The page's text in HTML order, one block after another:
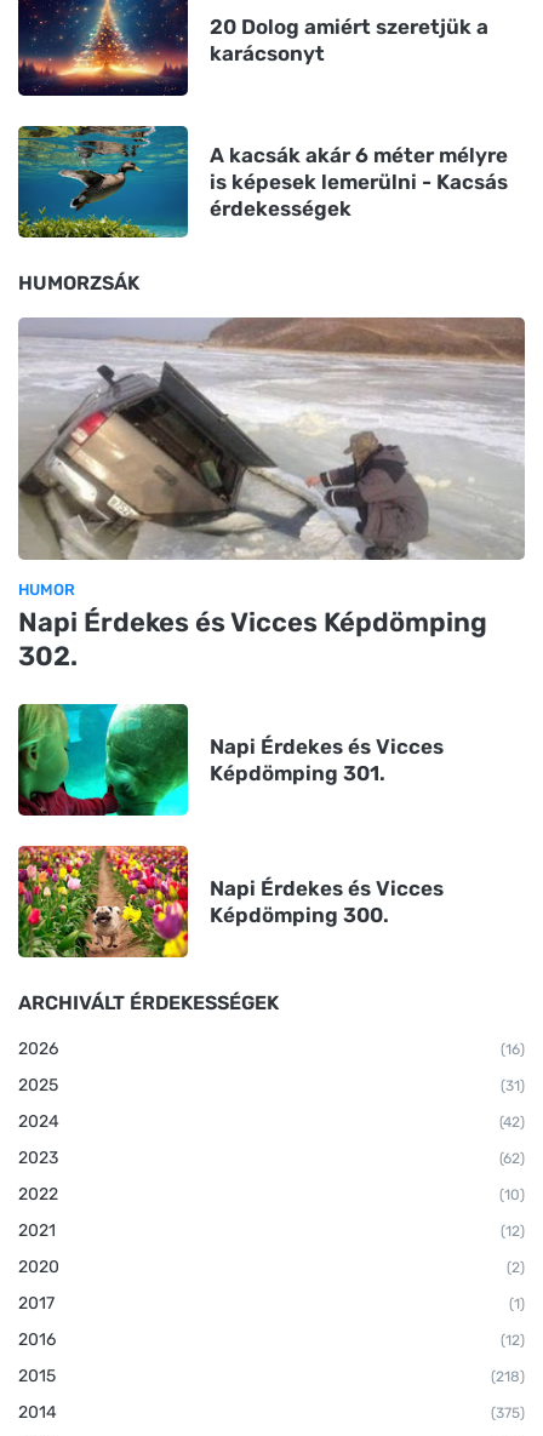
20 Dolog amiért szeretjük a
karácsonyt
A kacsák akár 6 méter mélyre
is képesek lemerülni - Kacsás
érdekességek
HUMORZSÁK
HUMOR
Napi Érdekes és Vicces Képdömping
302.
Napi Érdekes és Vicces
Képdömping 301.
Napi Érdekes és Vicces
Képdömping 300.
ARCHIVÁLT ÉRDEKESSÉGEK
2026 (16)
2025 (31)
2024 (42)
2023 (62)
2022 (10)
2021 (12)
2020 (2)
2017 (1)
2016 (12)
2015 (218)
2014 (375)